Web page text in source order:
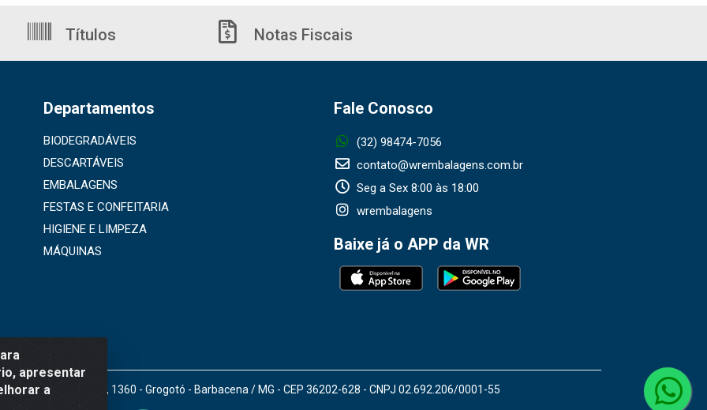
apresentar
a
Títulos Notas Fiscais
Departamentos
BIODEGRADÁVEIS
DESCARTÁVEIS
EMBALAGENS
FESTAS E CONFEITARIA
HIGIENE E LIMPEZA
MÁQUINAS
Fale Conosco
(32) 98474-7056
contato@wrembalagens.com.br
Seg a Sex 8:00 às 18:00
wrembalagens
Baixe já o APP da WR
Gomes de Araújo, 1360 - Grogotó - Barbacena / MG - CEP 36202-628 - CNPJ 02.692.206/0001-55